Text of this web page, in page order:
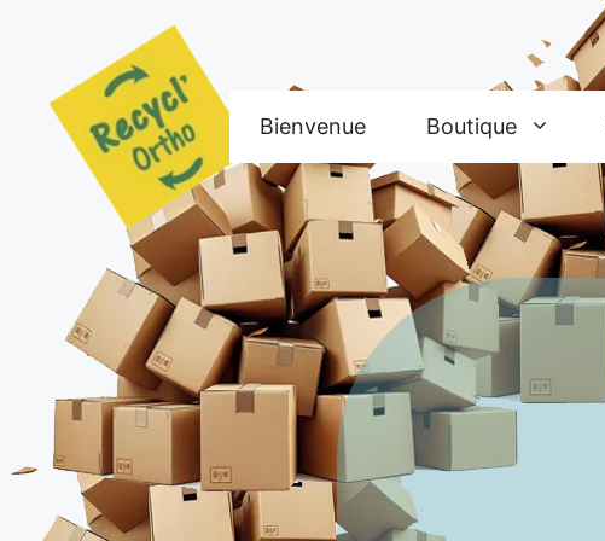
Bienvenue Boutique